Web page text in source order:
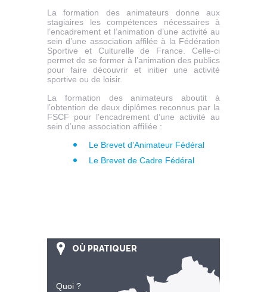
La formation des animateurs donne aux
stagiaires les compétences nécessaires à
l’encadrement et l’animation d’une activité au
sein d’une association affilée à la Fédération
Sportive et Culturelle de France. Celle-ci
permet de se former à l’animation des publics
pour faire découvrir et initier une activité
sportive ou de loisir.
La formation des animateurs aboutit à
l’obtention de deux diplômes reconnus par la
FSCF pour l’encadrement d’une activité au
sein d’une association affiliée :
Le Brevet d’Animateur Fédéral
Le Brevet de Cadre Fédéral
OÙ PRATIQUER
Quoi ?